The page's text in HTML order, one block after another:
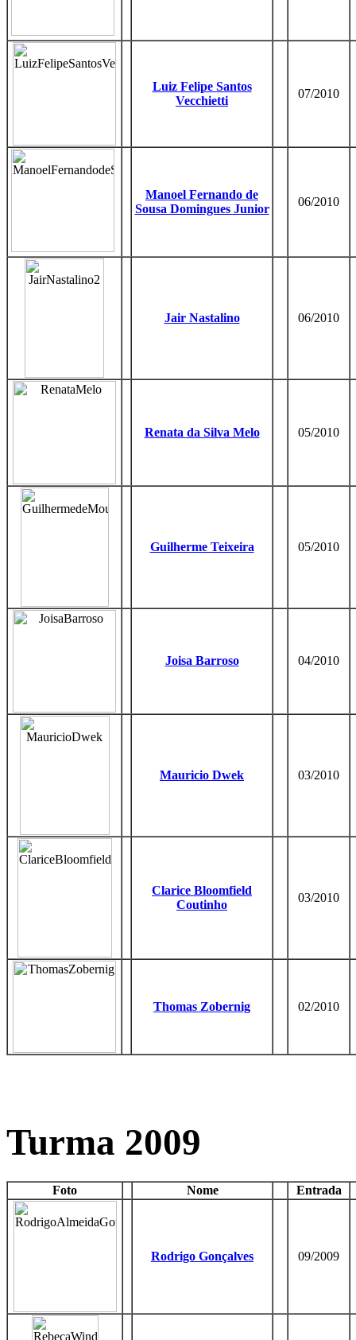
Luiz Felipe Santos
Vecchietti
07/2010
Manoel Fernando de
Sousa Domingues Junior
06/2010
Jair Nastalino 06/2010
Renata da Silva Melo 05/2010
Guilherme Teixeira 05/2010
Joisa Barroso 04/2010
Mauricio Dwek 03/2010
Clarice Bloomfield
Coutinho
03/2010
Thomas Zobernig 02/2010
Turma 2009
Foto Nome Entrada
Rodrigo Gonçalves 09/2009